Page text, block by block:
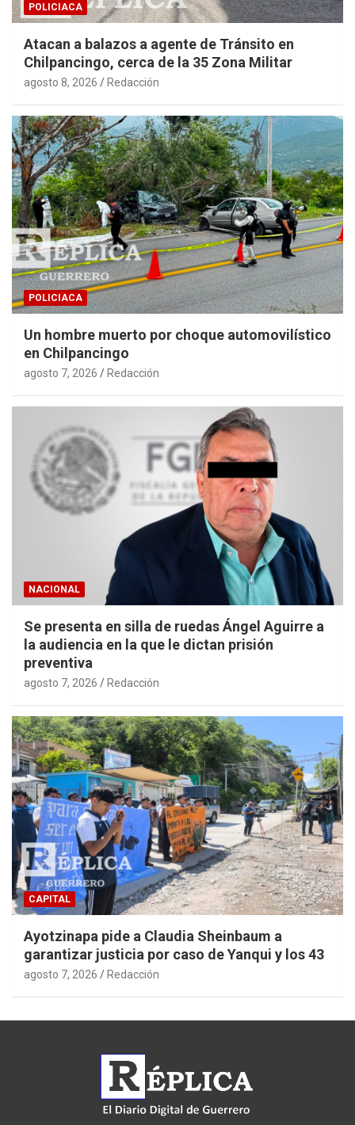
POLICIACA
Atacan a balazos a agente de Tránsito en
Chilpancingo, cerca de la 35 Zona Militar
agosto 8, 2026 Redacción
POLICIACA
Un hombre muerto por choque automovilístico
en Chilpancingo
agosto 7, 2026 Redacción
NACIONAL
Se presenta en silla de ruedas Ángel Aguirre a
la audiencia en la que le dictan prisión
preventiva
agosto 7, 2026 Redacción
CAPITAL
Ayotzinapa pide a Claudia Sheinbaum a
garantizar justicia por caso de Yanqui y los 43
agosto 7, 2026 Redacción